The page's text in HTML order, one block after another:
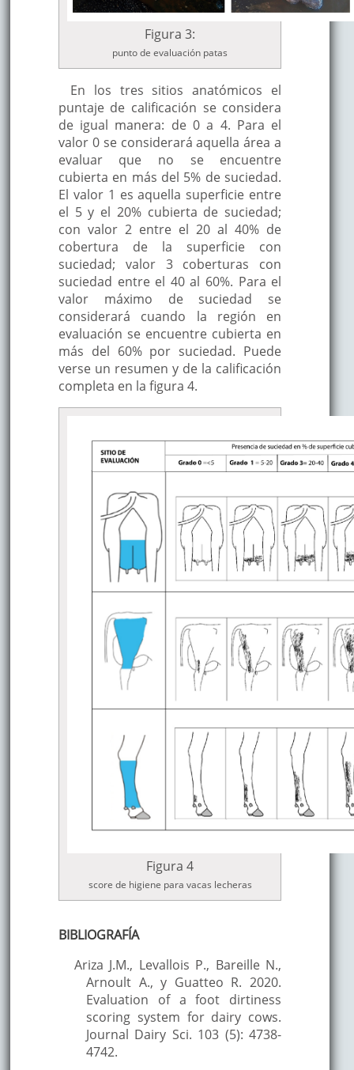
Figura 3:
punto de evaluación patas
En los tres sitios anatómicos el
puntaje de calificación se considera
de igual manera: de 0 a 4. Para el
valor 0 se considerará aquella área a
evaluar que no se encuentre
cubierta en más del 5% de suciedad.
El valor 1 es aquella superficie entre
el 5 y el 20% cubierta de suciedad;
con valor 2 entre el 20 al 40% de
cobertura de la superficie con
suciedad; valor 3 coberturas con
suciedad entre el 40 al 60%. Para el
valor máximo de suciedad se
considerará cuando la región en
evaluación se encuentre cubierta en
más del 60% por suciedad. Puede
verse un resumen y de la calificación
completa en la figura 4.
Figura 4
score de higiene para vacas lecheras
BIBLIOGRAFÍA
Ariza J.M., Levallois P., Bareille N.,
Arnoult A., y Guatteo R. 2020.
Evaluation of a foot dirtiness
scoring system for dairy cows.
Journal Dairy Sci. 103 (5): 4738-
4742.